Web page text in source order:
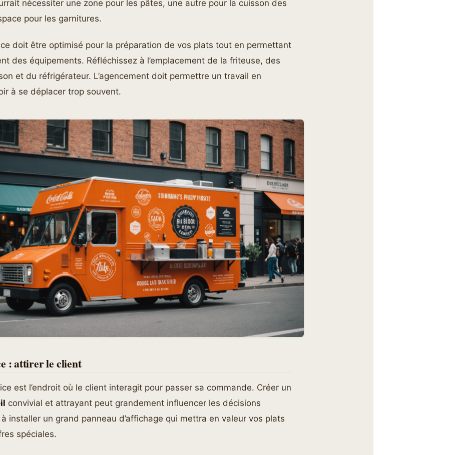
nécessiter une zone pour les pâtes, une autre pour la cuisson des
pour les garnitures.
doit être optimisé pour la préparation de vos plats tout en permettant
des équipements. Réfléchissez à l’emplacement de la friteuse, des
et du réfrigérateur. L’agencement doit permettre un travail en
à se déplacer trop souvent.
: attirer le client
est l’endroit où le client interagit pour passer sa commande. Créer un
convivial et attrayant peut grandement influencer les décisions
à installer un grand panneau d’affichage qui mettra en valeur vos plats
spéciales.